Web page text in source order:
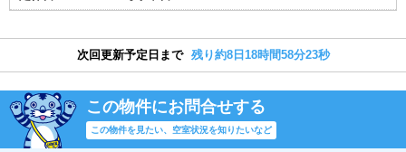
次回更新予定日まで 残り約8日18時間58分22秒
この物件にお問合せする
この物件を見たい、空室状況を知りたいなど